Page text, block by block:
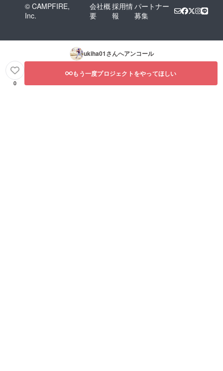
© CAMPFIRE,
Inc.
会社概
要
採用情
報
パートナー
募集
ukiha01さんへアンコール
0
もう一度プロジェクトをやってほしい